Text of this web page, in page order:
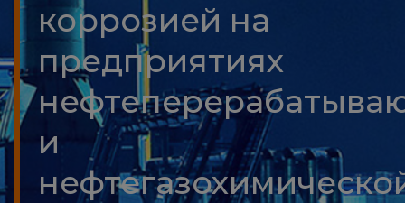
коррозией на
предприятиях
и